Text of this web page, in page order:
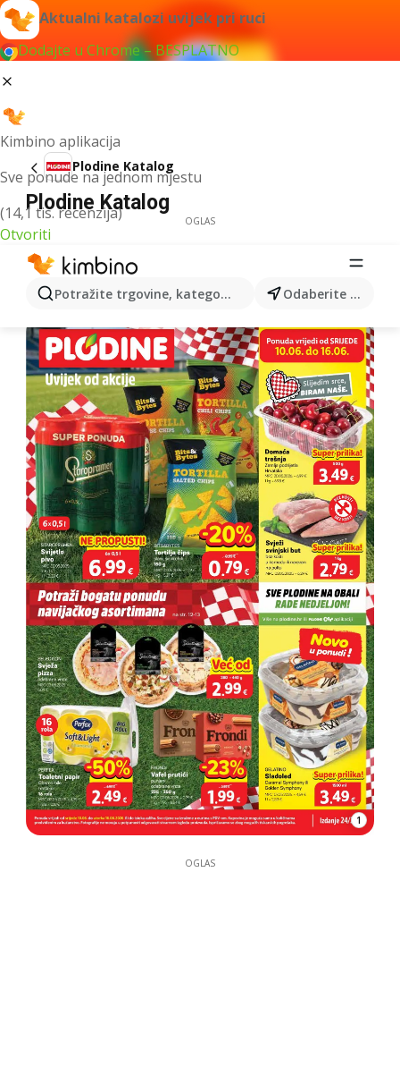
Aktualni katalozi uvijek pri ruci
Dodajte u Chrome – BESPLATNO
Kimbino aplikacija
Sve ponude na jednom mjestu
(14,1 tis. recenzija)
Otvoriti
Potražite trgovine, kategorije, proizvode... Odaberite grad
Plodine Katalog
Plodine Katalog
OGLAS
1
OGLAS